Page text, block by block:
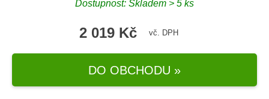
Dostupnost: Skladem > 5 ks
2 019 Kč vč. DPH
DO OBCHODU »